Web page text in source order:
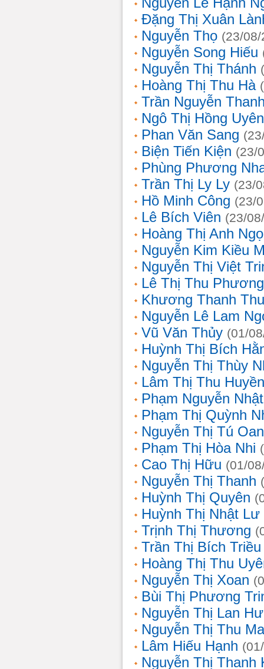
Đặng Thị Xuân
Nguyễn Thọ (23/
Nguyễn Song Hiếu
Nguyễn Thị Thánh
Hoàng Thị Thu Hà
Trần Nguyễn
Ngô Thị Hồng Uyên
Phan Văn Sang
Biện Tiến Kiện (23/
Phùng Phương
Trần Thị Ly Ly (23/
Hồ Minh Công (23/
Lê Bích Viên (23/
Hoàng Thị Anh
Nguyễn Kim Kiều
Nguyễn Thị Việt
Lê Thị Thu Phương
Khương Thanh
Nguyễn Lê Lam
Vũ Văn Thủy (01/
Huỳnh Thị Bích
Nguyễn Thị Thùy
Lâm Thị Thu Huyền
Phạm Nguyễn
Phạm Thị Quỳnh
Nguyễn Thị Tú
Phạm Thị Hòa Nhi
Cao Thị Hữu (01/
Nguyễn Thị Thanh
Huỳnh Thị Quyên
Huỳnh Thị Nhật Lư
Trịnh Thị Thương
Trần Thị Bích Triều
Hoàng Thị Thu
Nguyễn Thị Xoan
Bùi Thị Phương
Nguyễn Thị Lan
Nguyễn Thị Thu
Lâm Hiếu Hạnh
Nguyễn Thị Thanh